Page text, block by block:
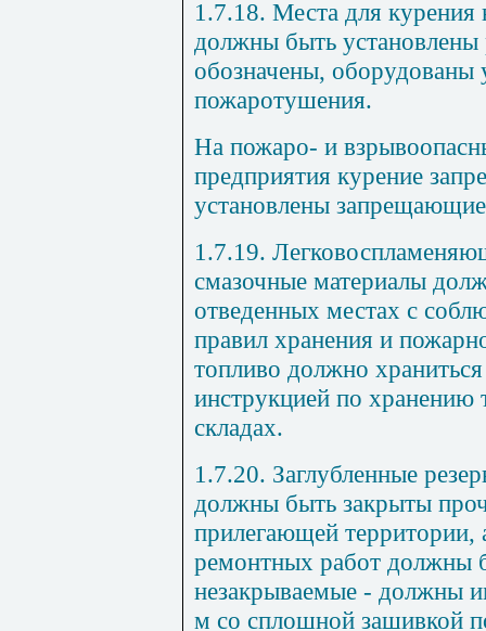
1.7.18. Места для курения
должны быть
обозначены, оборудованы
пожаротушения.
На пожаро- и
предприятия курение
установлены
1.7.19.
смазочные материалы
отведенных местах с
правил хранения и
топливо должно храниться
инструкцией по хранению
складах.
1.7.20. Заглубленные
должны быть закрыты
прилегающей территории,
ремонтных работ должны
незакрываемые - должны
м со сплошной зашивкой